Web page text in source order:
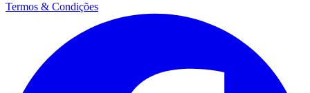
Termos & Condições